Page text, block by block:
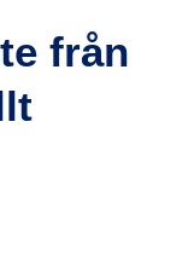
från